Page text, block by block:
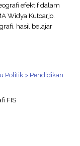
efektif dalam
Widya Kutoarjo.
hasil belajar
Politik > Pendidikan
FIS